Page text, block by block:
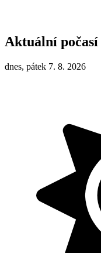
Aktuální počasí
dnes, pátek 7. 8. 2026